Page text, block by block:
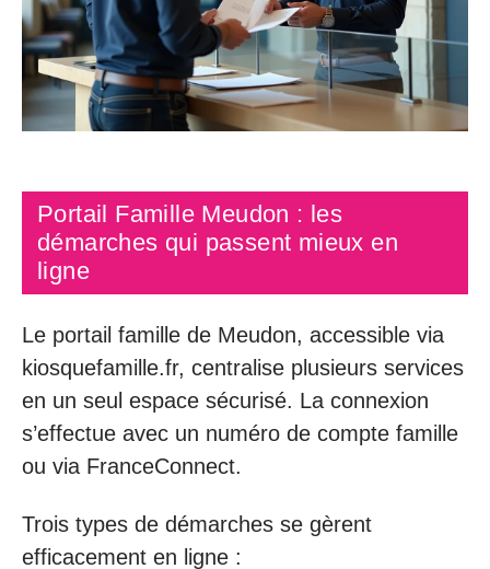
Portail Famille Meudon : les
démarches qui passent mieux en
ligne
Le portail famille de Meudon, accessible via
kiosquefamille.fr, centralise plusieurs services
en un seul espace sécurisé. La connexion
s’effectue avec un numéro de compte famille
ou via FranceConnect.
Trois types de démarches se gèrent
efficacement en ligne :